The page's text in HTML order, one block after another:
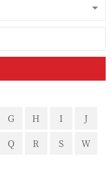
G H I
J
Q R S
W